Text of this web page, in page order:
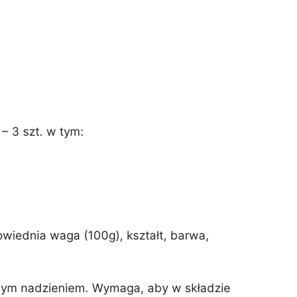
3 szt. w tym:
waga (100g), kształt, barwa,
nadzieniem. Wymaga, aby w składzie